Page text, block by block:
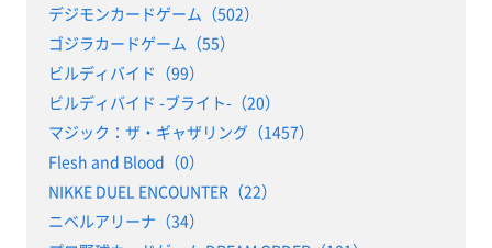
デジモンカードゲーム（502）
ゴジラカードゲーム（55）
ビルディバイド（99）
ビルディバイド -ブライト-（20）
マジック：ザ・ギャザリング（1457）
Flesh and Blood（0）
NIKKE DUEL ENCOUNTER（22）
ニベルアリーナ（34）